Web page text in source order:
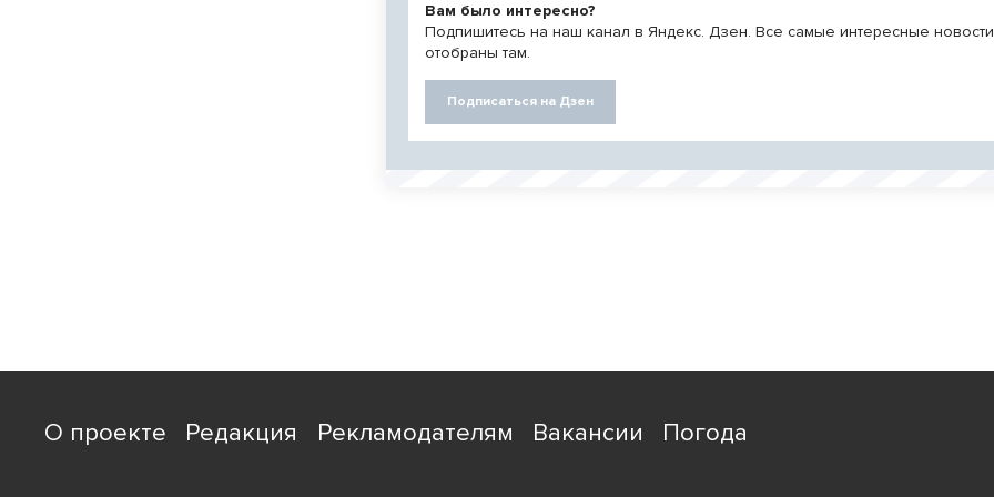
Вам было интересно?
Подпишитесь на наш канал в Яндекс. Дзен. Все самые интересные новости
отобраны там.
Подписаться на Дзен
О проекте Редакция Рекламодателям Вакансии Погода